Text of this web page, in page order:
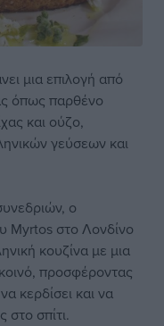
μια επιλογή από
όπως παρθένο
και ούζο,
γεύσεων και
ο
Myrtos στο Λονδίνο
κουζίνα με μια
προσφέροντας
κερδίσει και να
στο σπίτι.